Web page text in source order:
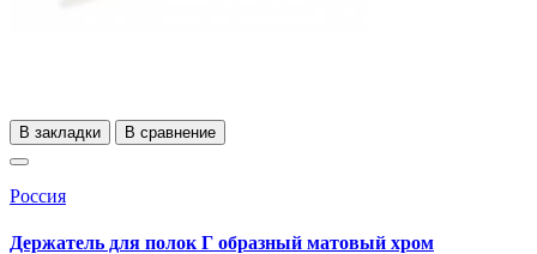
В закладки В сравнение
Россия
Держатель для полок Г образный матовый хром